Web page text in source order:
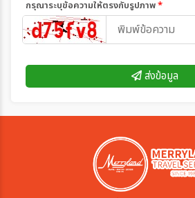
กรุณาระบุข้อความให้ตรงกับรูปภาพ*
ส่งข้อมูล